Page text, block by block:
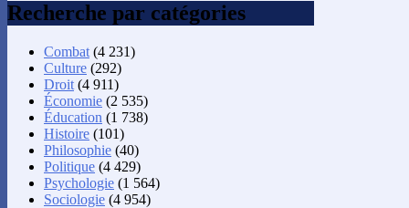
Recherche par catégories
Combat (4 231)
Culture (292)
Droit (4 911)
Économie (2 535)
Éducation (1 738)
Histoire (101)
Philosophie (40)
Politique (4 429)
Psychologie (1 564)
Sociologie (4 954)